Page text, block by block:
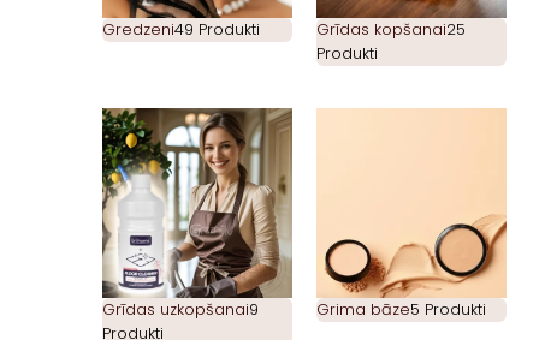
Gredzeni49 Produkti Grīdas kopšanai25
Produkti
Grīdas uzkopšanai9
Produkti
Grima bāze5 Produkti